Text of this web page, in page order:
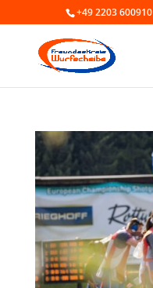
+49 2203 600910